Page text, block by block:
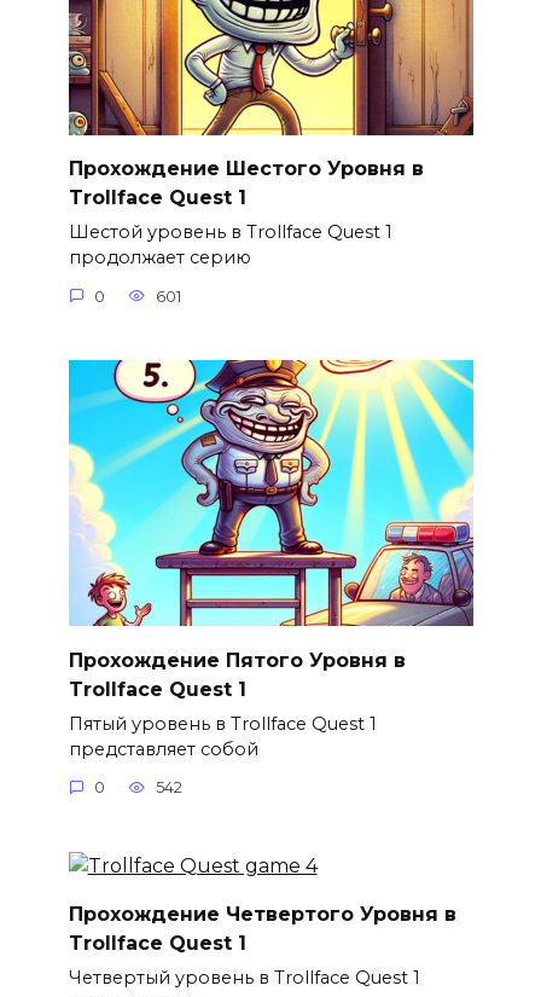
Прохождение Шестого Уровня в
Trollface Quest 1
Шестой уровень в Trollface Quest 1
продолжает серию
0 601
Прохождение Пятого Уровня в
Trollface Quest 1
Пятый уровень в Trollface Quest 1
представляет собой
0 542
Прохождение Четвертого Уровня в
Trollface Quest 1
Четвертый уровень в Trollface Quest 1